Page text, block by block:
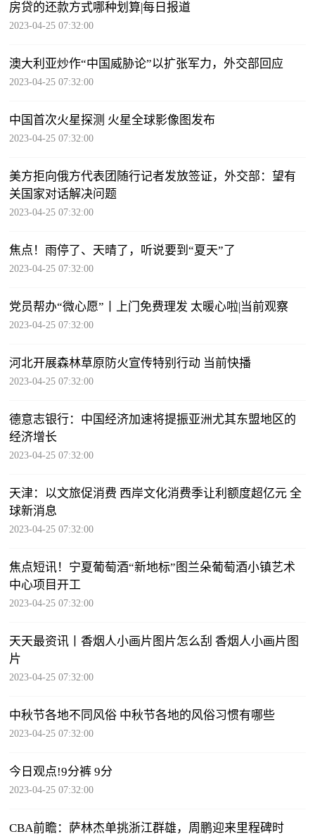
房贷的还款方式哪种划算|每日报道
2023-04-25 07:32:00
澳大利亚炒作“中国威胁论”以扩张军力，外交部回应
2023-04-25 07:32:00
中国首次火星探测 火星全球影像图发布
2023-04-25 07:32:00
美方拒向俄方代表团随行记者发放签证，外交部：望有
关国家对话解决问题
2023-04-25 07:32:00
焦点！雨停了、天晴了，听说要到“夏天”了
2023-04-25 07:32:00
党员帮办“微心愿”丨上门免费理发 太暖心啦|当前观察
2023-04-25 07:32:00
河北开展森林草原防火宣传特别行动 当前快播
2023-04-25 07:32:00
德意志银行：中国经济加速将提振亚洲尤其东盟地区的
经济增长
2023-04-25 07:32:00
天津：以文旅促消费 西岸文化消费季让利额度超亿元 全
球新消息
2023-04-25 07:32:00
焦点短讯！宁夏葡萄酒“新地标”图兰朵葡萄酒小镇艺术
中心项目开工
2023-04-25 07:32:00
天天最资讯丨香烟人小画片图片怎么刮 香烟人小画片图
片
2023-04-25 07:32:00
中秋节各地不同风俗 中秋节各地的风俗习惯有哪些
2023-04-25 07:32:00
今日观点!9分裤 9分
2023-04-25 07:32:00
CBA前瞻：萨林杰单挑浙江群雄，周鹏迎来里程碑时